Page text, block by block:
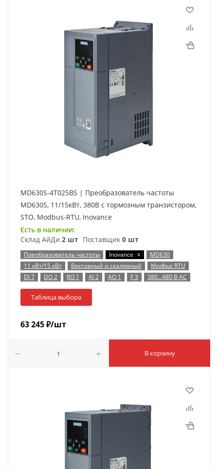
MD630S-4T025BS | Преобразователь частоты
MD630S, 11/15кВт, 380В с тормозным транзистором,
STO, Modbus-RTU, Inovance
Есть в наличии:
Склад АйДи 2 шт Поставщик 0 шт
Преобразователь частоты Inovance x
MD630
11 кВт/15 кВт
Векторный и скалярный
Modbus RTU
DI 7
DO 2 RO 1 AI 2 AO 1 F 3 380…480 В AC
Таблица выбора
63 245₽/шт
В корзину